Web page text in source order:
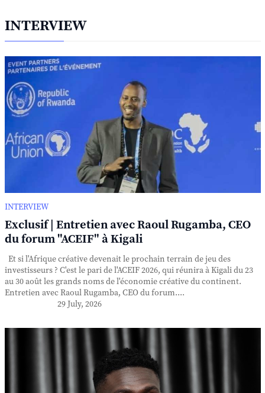
INTERVIEW
INTERVIEW
Exclusif | Entretien avec Raoul Rugamba, CEO
du forum "ACEIF" à Kigali
Et si l'Afrique créative devenait le prochain terrain de jeu des
investisseurs ? C'est le pari de l'ACEIF 2026, qui réunira à Kigali du 23
au 30 août les grands noms de l'économie créative du continent.
Entretien avec Raoul Rugamba, CEO du forum....
29 July, 2026